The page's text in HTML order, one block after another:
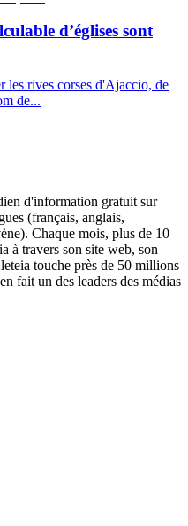
d’églises sont
les rives corses d'Ajaccio, de
de...
d'information gratuit sur
(français, anglais,
Chaque mois, plus de 10
à travers son site web, son
touche près de 50 millions
fait un des leaders des médias